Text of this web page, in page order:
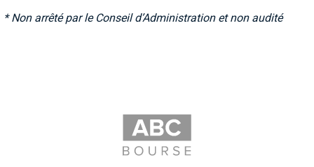
* Non arrêté par le Conseil d’Administration et non audité